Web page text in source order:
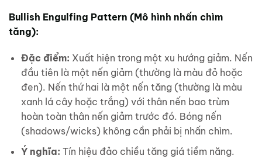
Bullish Engulfing Pattern (Mô hình nhấn chìm
tăng):
Đặc điểm: Xuất hiện trong một xu hướng giảm. Nến
đầu tiên là một nến giảm (thường là màu đỏ hoặc
đen). Nến thứ hai là một nến tăng (thường là màu
xanh lá cây hoặc trắng) với thân nến bao trùm
hoàn toàn thân nến giảm trước đó. Bóng nến
(shadows/wicks) không cần phải bị nhấn chìm.
Ý nghĩa: Tín hiệu đảo chiều tăng giá tiềm năng.